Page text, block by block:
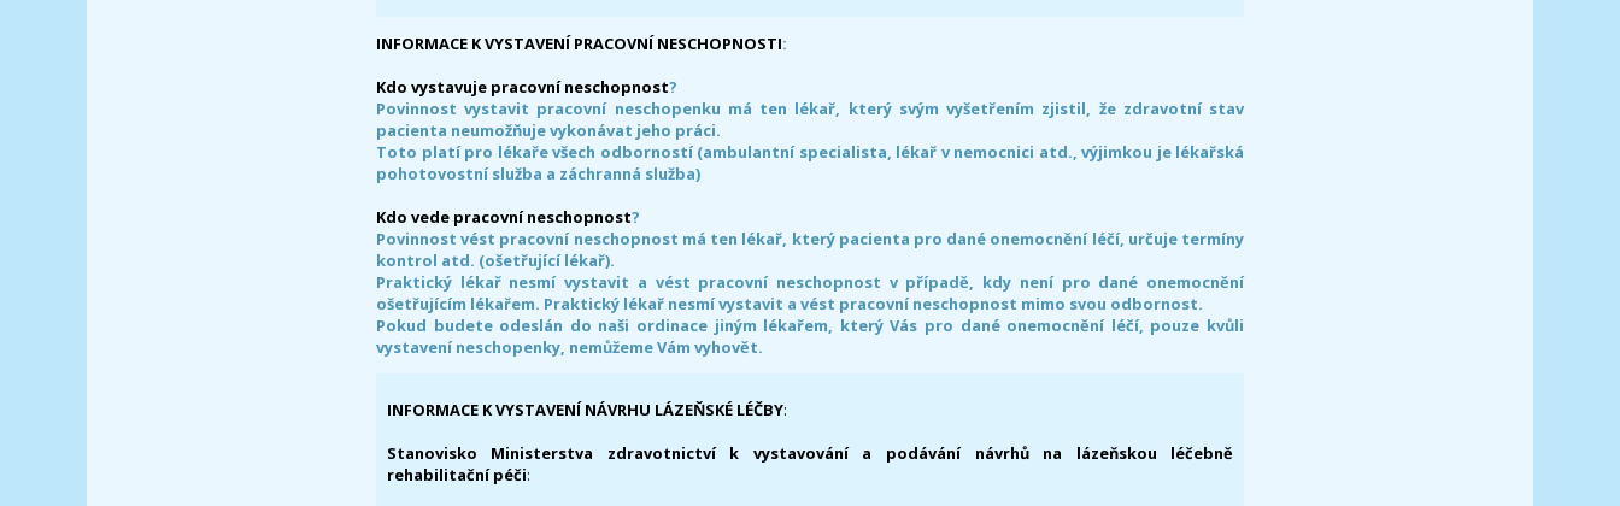
INFORMACE K VYSTAVENÍ PRACOVNÍ NESCHOPNOSTI:
Kdo vystavuje pracovní neschopnost?
Povinnost vystavit pracovní neschopenku má ten lékař, který svým vyšetřením zjistil, že zdravotní stav
pacienta neumožňuje vykonávat jeho práci.
Toto platí pro lékaře všech odborností (ambulantní specialista, lékař v nemocnici atd., výjimkou je lékařská
pohotovostní služba a záchranná služba)
Kdo vede pracovní neschopnost?
Povinnost vést pracovní neschopnost má ten lékař, který pacienta pro dané onemocnění léčí, určuje termíny
kontrol atd. (ošetřující lékař).
Praktický lékař nesmí vystavit a vést pracovní neschopnost v případě, kdy není pro dané onemocnění
ošetřujícím lékařem. Praktický lékař nesmí vystavit a vést pracovní neschopnost mimo svou odbornost.
Pokud budete odeslán do naši ordinace jiným lékařem, který Vás pro dané onemocnění léčí, pouze kvůli
vystavení neschopenky, nemůžeme Vám vyhovět.
INFORMACE K VYSTAVENÍ NÁVRHU LÁZEŇSKÉ LÉČBY:
Stanovisko Ministerstva zdravotnictví k vystavování a podávání návrhů na lázeňskou léčebně
rehabilitační péči: